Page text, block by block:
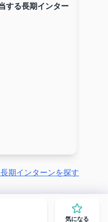
する長期インター
期インターンを探す
気になる